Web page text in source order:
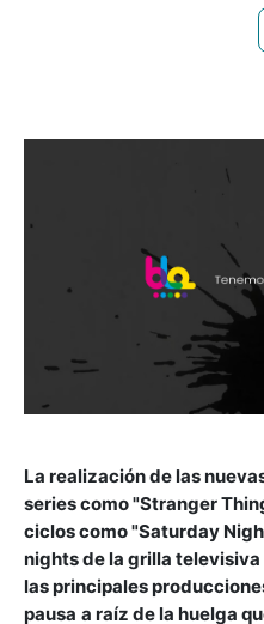
La realización de las
series como "Stranger
ciclos como "Saturday
nights de la grilla
las principales
pausa a raíz de la huelga